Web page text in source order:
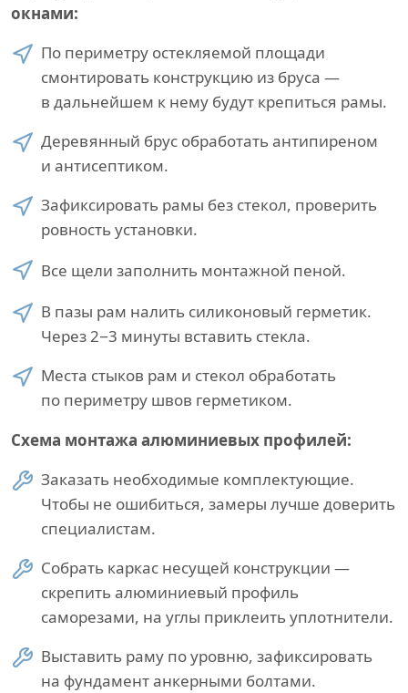
окнами:
По периметру остекляемой площади
смонтировать конструкцию из бруса —
в дальнейшем к нему будут крепиться рамы.
Деревянный брус обработать антипиреном
и антисептиком.
Зафиксировать рамы без стекол, проверить
ровность установки.
Все щели заполнить монтажной пеной.
В пазы рам налить силиконовый герметик.
Через 2−3 минуты вставить стекла.
Места стыков рам и стекол обработать
по периметру швов герметиком.
Схема монтажа алюминиевых профилей:
Заказать необходимые комплектующие.
Чтобы не ошибиться, замеры лучше доверить
специалистам.
Собрать каркас несущей конструкции —
скрепить алюминиевый профиль
саморезами, на углы приклеить уплотнители.
Выставить раму по уровню, зафиксировать
на фундамент анкерными болтами.